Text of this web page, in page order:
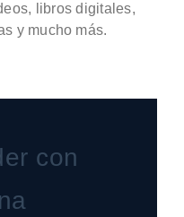
libros digitales,
y mucho más.
con